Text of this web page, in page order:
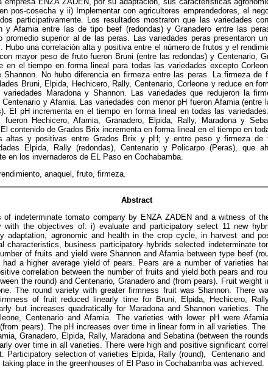
pos-cosecha y ii) Implementar con agricultores emprendedores, el
participativamente. Los resultados mostraron que las variedades
y Afamia entre las de tipo beef (redondas) y Granadero entre las
promedio superior al de las peras. Las variedades peras presentaron
Hubo una correlación alta y positiva entre el número de frutos y el
mayor peso de fruto fueron Bruni (entre las redondas) y Centenario,
en el tiempo en forma lineal para todas las variedades excepto
No hubo diferencia en firmeza entre las peras. La firmeza de
Bruni, Elpida, Hechicero, Rally, Centenario, Corleone y reduce en
Maradona y Shannon. Las variedades que redujeron la
y Afamia. Las variedades con menor pH fueron Afamia (entre
El pH incrementa en el tiempo en forma lineal en todas las
Hechicero, Afamia, Granadero, Elpida, Rally, Maradona y
contenido de Grados Brix incrementa en forma lineal en el tiempo en
altas y positivas entre Grados Brix y pH; y entre peso y firmeza de
Elpida, Rally (redondas), Centenario y Policarpo (Peras), que
en los invernaderos de EL Paso en Cochabamba.
anaquel, fruto, firmeza.
Abstract
of indeterminate tomato company by ENZA ZADEN and a witness of
with the objectives of: i) evaluate and participatory select 11 new
adaptation, agronomic and health in the crop cycle, in harvest and
characteristics, business participatory hybrids selected indeterminate
of fruits and yield were Shannon and Afamia between type beef
a higher average yield of pears. Pears are a number of varieties
correlation between the number of fruits and yield both pears and
the round) and Centenario, Granadero and (from pears). Fruit weight
The round variety with greater firmness fruit was Shannon. There
of fruit reduced linearly time for Bruni, Elpida, Hechicero,
but increases quadratically for Maradona and Shannon varieties.
Centenario and Afamia. The varieties with lower pH were
pears). The pH increases over time in linear form in all varieties.
Granadero, Elpida, Rally, Maradona and Sebatina (between the
over time in all varieties. There were high and positive significant
Participatory selection of varieties Elpida, Rally (round), Centenario and
place in the greenhouses of El Paso in Cochabamba was achieved.